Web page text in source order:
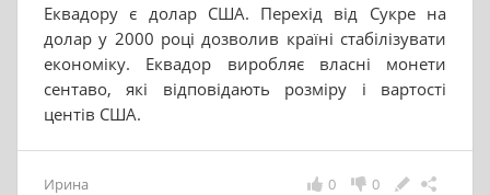
Еквадору є долар США. Перехід від Сукре на
долар у 2000 році дозволив країні стабілізувати
економіку. Еквадор виробляє власні монети
сентаво, які відповідають розміру і вартості
центів США.
Ирина 0
0